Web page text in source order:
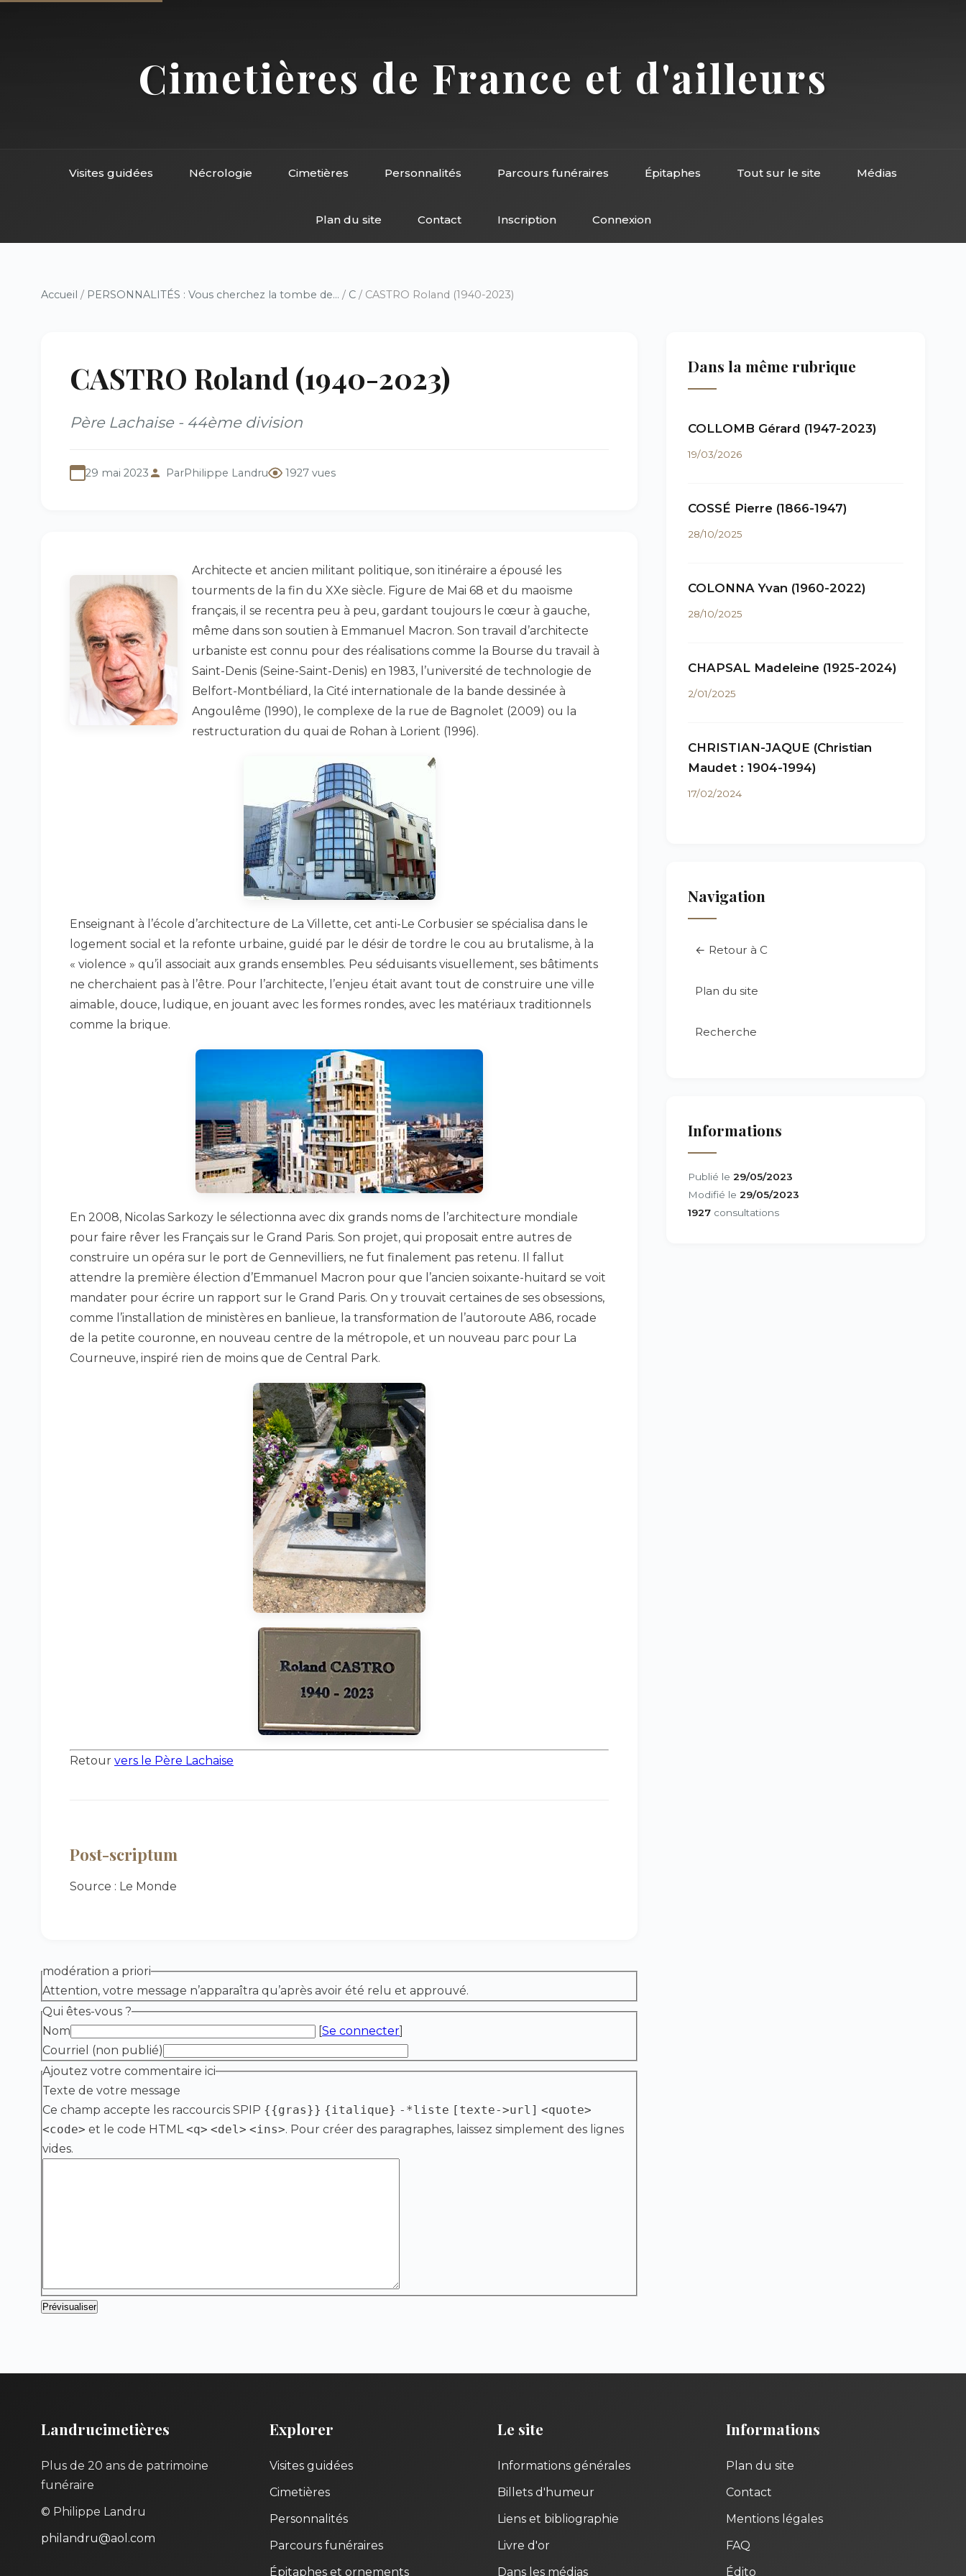
Cimetières de France et d'ailleurs
Visites guidées Nécrologie Cimetières Personnalités Parcours funéraires Épitaphes Tout sur le site Médias
Plan du site Contact Inscription Connexion
Accueil / PERSONNALITÉS : Vous cherchez la tombe de... / C / CASTRO Roland (1940-2023)
CASTRO Roland (1940-2023)
Père Lachaise - 44ème division
29 mai 2023 ParPhilippe Landru 1927 vues
Architecte et ancien militant politique, son itinéraire a épousé les
tourments de la fin du XXe siècle. Figure de Mai 68 et du maoïsme
français, il se recentra peu à peu, gardant toujours le cœur à gauche,
même dans son soutien à Emmanuel Macron. Son travail d’architecte
urbaniste est connu pour des réalisations comme la Bourse du travail à
Saint-Denis (Seine-Saint-Denis) en 1983, l’université de technologie de
Belfort-Montbéliard, la Cité internationale de la bande dessinée à
Angoulême (1990), le complexe de la rue de Bagnolet (2009) ou la
restructuration du quai de Rohan à Lorient (1996).
Enseignant à l’école d’architecture de La Villette, cet anti-Le Corbusier se spécialisa dans le
logement social et la refonte urbaine, guidé par le désir de tordre le cou au brutalisme, à la
« violence » qu’il associait aux grands ensembles. Peu séduisants visuellement, ses bâtiments
ne cherchaient pas à l’être. Pour l’architecte, l’enjeu était avant tout de construire une ville
aimable, douce, ludique, en jouant avec les formes rondes, avec les matériaux traditionnels
comme la brique.
En 2008, Nicolas Sarkozy le sélectionna avec dix grands noms de l’architecture mondiale
pour faire rêver les Français sur le Grand Paris. Son projet, qui proposait entre autres de
construire un opéra sur le port de Gennevilliers, ne fut finalement pas retenu. Il fallut
attendre la première élection d’Emmanuel Macron pour que l’ancien soixante-huitard se voit
mandater pour écrire un rapport sur le Grand Paris. On y trouvait certaines de ses obsessions,
comme l’installation de ministères en banlieue, la transformation de l’autoroute A86, rocade
de la petite couronne, en nouveau centre de la métropole, et un nouveau parc pour La
Courneuve, inspiré rien de moins que de Central Park.
Retour vers le Père Lachaise
Post-scriptum
Source : Le Monde
modération a priori
Attention, votre message n’apparaîtra qu’après avoir été relu et approuvé.
Qui êtes-vous ?
Nom
[Se connecter]
Courriel (non publié)
Ajoutez votre commentaire ici
Texte de votre message
Ce champ accepte les raccourcis SPIP {{gras}} {italique} -*liste [texte->url] <quote>
<code> et le code HTML<q> <del> <ins>. Pour créer des paragraphes, laissez simplement des lignes
vides.
Dans la même rubrique
COLLOMB Gérard (1947-2023)
19/03/2026
COSSÉ Pierre (1866-1947)
28/10/2025
COLONNA Yvan (1960-2022)
28/10/2025
CHAPSAL Madeleine (1925-2024)
2/01/2025
CHRISTIAN-JAQUE (Christian
Maudet : 1904-1994)
17/02/2024
Navigation
← Retour à C
Plan du site
Recherche
Informations
Publié le 29/05/2023
Modifié le 29/05/2023
1927 consultations
Landrucimetières
Plus de 20 ans de patrimoine
funéraire
© Philippe Landru
philandru@aol.com
Explorer
Visites guidées
Cimetières
Personnalités
Parcours funéraires
Épitaphes et ornements
Le site
Informations générales
Billets d'humeur
Liens et bibliographie
Livre d'or
Dans les médias
Informations
Plan du site
Contact
Mentions légales
FAQ
Édito